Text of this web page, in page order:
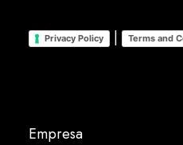
Privacy Policy | Terms and
Empresa